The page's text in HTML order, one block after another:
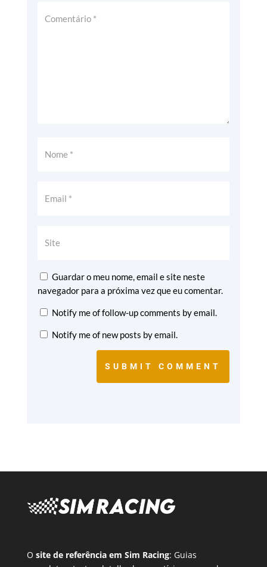
Guardar o meu nome, email e site neste
navegador para a próxima vez que eu comentar.
Notify me of follow-up comments by email.
Notify me of new posts by email.
SUBMIT COMMENT
O site de referência em Sim Racing: Guias